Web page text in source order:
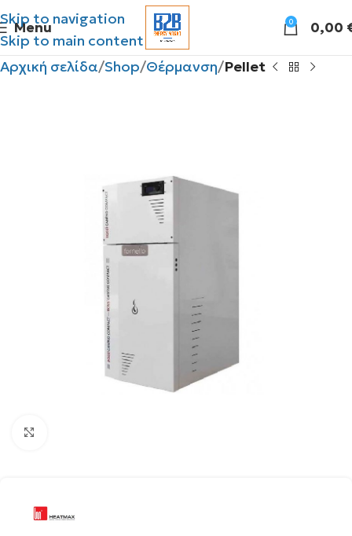
Skip to navigation
Skip to main content
Menu 0 0,00
Αρχική σελίδα Shop Θέρμανση Pellet